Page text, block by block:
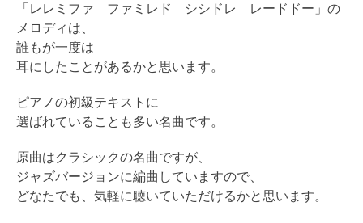
「レレミファ ファミレド シシドレ レードドー」の
メロディは、
誰もが一度は
耳にしたことがあるかと思います。
ピアノの初級テキストに
選ばれていることも多い名曲です。
原曲はクラシックの名曲ですが、
ジャズバージョンに編曲していますので、
どなたでも、気軽に聴いていただけるかと思います。